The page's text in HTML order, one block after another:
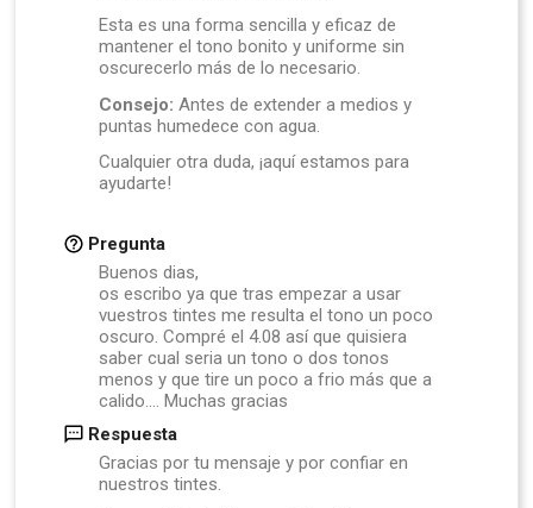
Esta es una forma sencilla y eficaz de
mantener el tono bonito y uniforme sin
oscurecerlo más de lo necesario.
Consejo: Antes de extender a medios y
puntas humedece con agua.
Cualquier otra duda, ¡aquí estamos para
ayudarte!
Pregunta
Buenos dias,
os escribo ya que tras empezar a usar
vuestros tintes me resulta el tono un poco
oscuro. Compré el 4.08 así que quisiera
saber cual seria un tono o dos tonos
menos y que tire un poco a frio más que a
calido.... Muchas gracias
Respuesta
Gracias por tu mensaje y por confiar en
nuestros tintes.